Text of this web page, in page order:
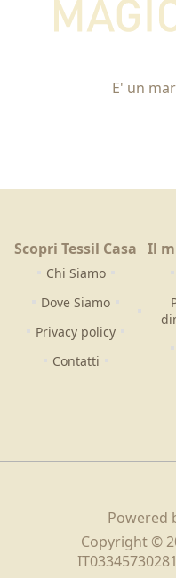
E' un
Scopri Tessil Casa
Chi Siamo
Dove Siamo
Privacy policy
Contatti
Il
Powered
Copyright ©